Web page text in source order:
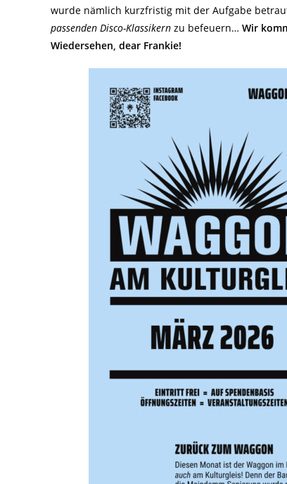
wurde nämlich kurzfristig mit der Aufgabe
passenden Disco-Klassikern zu befeuern… Wir
Wiedersehen, dear Frankie!